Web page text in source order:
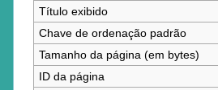
Título exibido
Chave de ordenação padrão
Tamanho da página (em bytes)
ID da página